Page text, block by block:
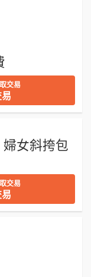
交易
女斜挎包
交易